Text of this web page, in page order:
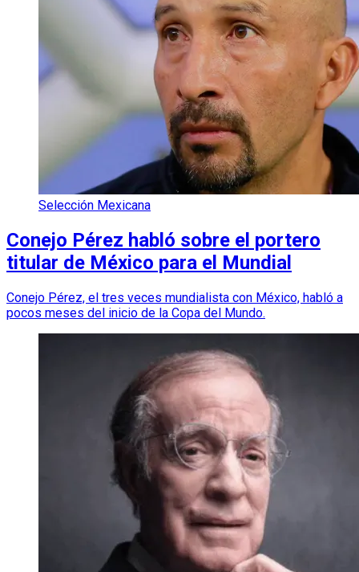
Selección Mexicana
Conejo Pérez habló sobre el portero
titular de México para el Mundial
Conejo Pérez, el tres veces mundialista con México, habló a
pocos meses del inicio de la Copa del Mundo.